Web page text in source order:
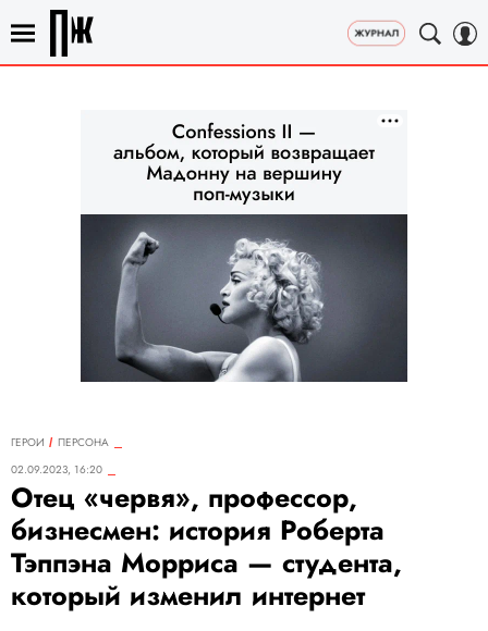
ГЕРОИ
ПЕРСОНА
02.09.2023, 16:20
Отец «червя», профессор,
бизнесмен: история Роберта
Тэппэна Морриса — студента,
который изменил интернет